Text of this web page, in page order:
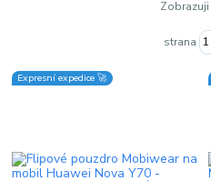
strana
Expresní expedice 🚀